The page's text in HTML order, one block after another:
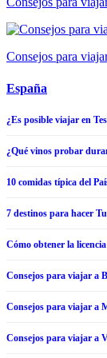
Consejos para
España
¿Es posible viajar en
¿Qué vinos probar
10 comidas típica del
7 destinos para hacer
Cómo obtener la
Consejos para viajar a
Consejos para viajar a
Consejos para viajar a